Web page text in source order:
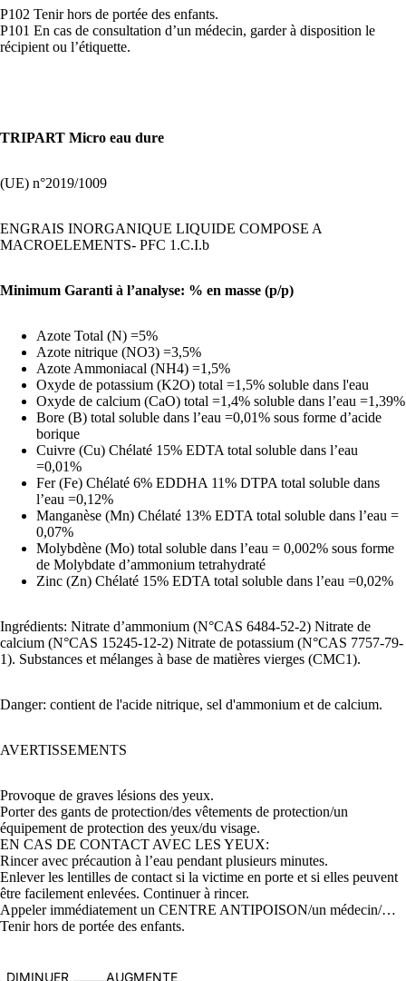
P102 Tenir hors de portée des enfants.
P101 En cas de consultation d’un médecin, garder à disposition le
récipient ou l’étiquette.
TRIPART Micro eau dure
(UE) n°2019/1009
ENGRAIS INORGANIQUE LIQUIDE COMPOSE A
MACROELEMENTS- PFC 1.C.I.b
Minimum Garanti à l’analyse: % en masse (p/p)
Azote Total (N) =5%
Azote nitrique (NO3) =3,5%
Azote Ammoniacal (NH4) =1,5%
Oxyde de potassium (K2O) total =1,5% soluble dans l'eau
Oxyde de calcium (CaO) total =1,4% soluble dans l’eau =1,39%
Bore (B) total soluble dans l’eau =0,01% sous forme d’acide
borique
Cuivre (Cu) Chélaté 15% EDTA total soluble dans l’eau
=0,01%
Fer (Fe) Chélaté 6% EDDHA 11% DTPA total soluble dans
l’eau =0,12%
Manganèse (Mn) Chélaté 13% EDTA total soluble dans l’eau =
0,07%
Molybdène (Mo) total soluble dans l’eau = 0,002% sous forme
de Molybdate d’ammonium tetrahydraté
Zinc (Zn) Chélaté 15% EDTA total soluble dans l’eau =0,02%
Ingrédients: Nitrate d’ammonium (N°CAS 6484-52-2) Nitrate de
calcium (N°CAS 15245-12-2) Nitrate de potassium (N°CAS 7757-79-
1). Substances et mélanges à base de matières vierges (CMC1).
Danger: contient de l'acide nitrique, sel d'ammonium et de calcium.
AVERTISSEMENTS
Provoque de graves lésions des yeux.
Porter des gants de protection/des vêtements de protection/un
équipement de protection des yeux/du visage.
EN CAS DE CONTACT AVEC LES YEUX:
Rincer avec précaution à l’eau pendant plusieurs minutes.
Enlever les lentilles de contact si la victime en porte et si elles peuvent
être facilement enlevées. Continuer à rincer.
Appeler immédiatement un CENTRE ANTIPOISON/un médecin/…
Tenir hors de portée des enfants.
DIMINUER AUGMENTER
Politique de confidentialité